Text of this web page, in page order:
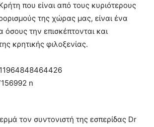
που είναι από τους κυριότερους
της χώρας μας, είναι ένα
όσους την επισκέπτονται και
κρητικής φιλοξενίας.
τον συντονιστή της εσπερίδας Dr